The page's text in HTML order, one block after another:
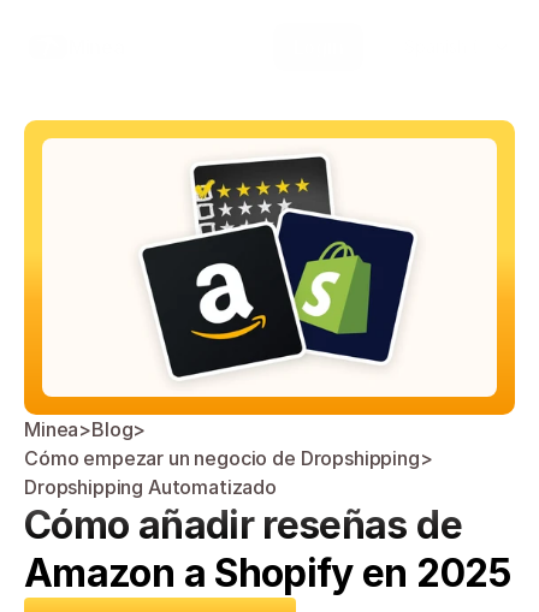
Minea>Blog>
Cómo empezar un negocio de Dropshipping>
Dropshipping Automatizado
Cómo añadir reseñas de
Amazon a Shopify en 2025